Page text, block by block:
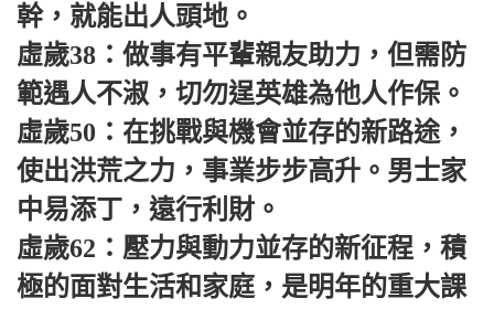
幹，就能出人頭地。
虛歲38：做事有平輩親友助力，但需防
範遇人不淑，切勿逞英雄為他人作保。
虛歲50：在挑戰與機會並存的新路途，
使出洪荒之力，事業步步高升。男士家
中易添丁，遠行利財。
虛歲62：壓力與動力並存的新征程，積
極的面對生活和家庭，是明年的重大課